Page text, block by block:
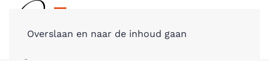
Overslaan en naar de inhoud gaan